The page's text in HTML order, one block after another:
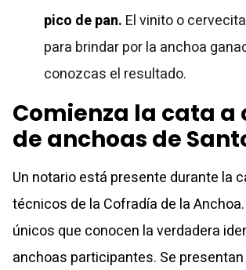
pico de pan. El vinito o
para brindar por la anchoa
conozcas el resultado.
Comienza la cata a
de anchoas de
Un notario está presente durante la
técnicos de la Cofradía de la
únicos que conocen la verdadera
anchoas participantes. Se